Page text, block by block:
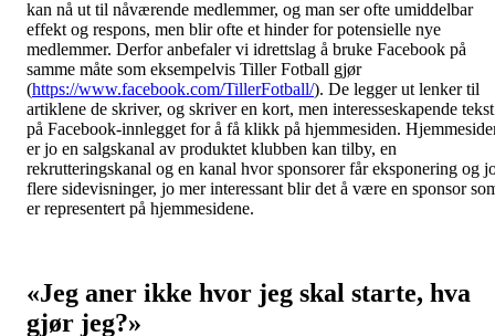
kan nå ut til nåværende medlemmer, og man ser ofte umiddelbar
effekt og respons, men blir ofte et hinder for potensielle nye
medlemmer. Derfor anbefaler vi idrettslag å bruke Facebook på
samme måte som eksempelvis Tiller Fotball gjør
(https://www.facebook.com/TillerFotball/). De legger ut lenker til
artiklene de skriver, og skriver en kort, men interesseskapende tekst
på Facebook-innlegget for å få klikk på hjemmesiden.
er jo en salgskanal av produktet klubben kan tilby, en
rekrutteringskanal og en kanal hvor sponsorer får eksponering og
flere sidevisninger, jo mer interessant blir det å være en sponsor
er representert på hjemmesidene.
«Jeg aner ikke hvor jeg skal starte, hva
gjør jeg?»